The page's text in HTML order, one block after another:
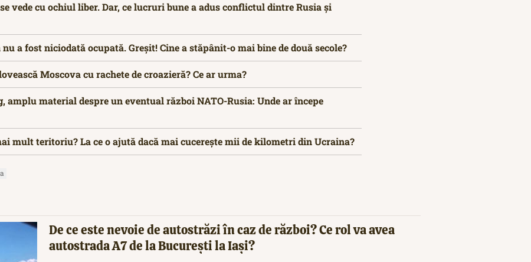
vede cu ochiul liber. Dar, ce lucruri bune a adus conflictul dintre Rusia și
a fost niciodată ocupată. Greșit! Cine a stăpânit-o mai bine de două secole?
Moscova cu rachete de croazieră? Ce ar urma?
amplu material despre un eventual război NATO-Rusia: Unde ar începe
mult teritoriu? La ce o ajută dacă mai cucerește mii de kilometri din Ucraina?
De ce este nevoie de autostrăzi în caz de război? Ce rol va avea
autostrada A7 de la București la Iași?